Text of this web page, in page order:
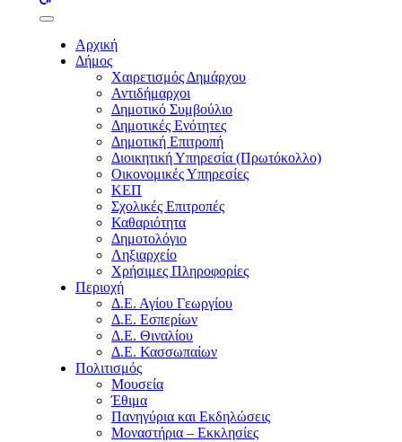
buttons
Αρχική
Δήμος
Χαιρετισμός Δημάρχου
Αντιδήμαρχοι
Δημοτικό Συμβούλιο
Δημοτικές Ενότητες
Δημοτική Επιτροπή
Διοικητική Υπηρεσία (Πρωτόκολλο)
Οικονομικές Υπηρεσίες
ΚΕΠ
Σχολικές Επιτροπές
Καθαριότητα
Δημοτολόγιο
Ληξιαρχείο
Χρήσιμες Πληροφορίες
Περιοχή
Δ.Ε. Αγίου Γεωργίου
Δ.Ε. Εσπερίων
Δ.Ε. Θιναλίου
Δ.Ε. Κασσωπαίων
Πολιτισμός
Μουσεία
Έθιμα
Πανηγύρια και Εκδηλώσεις
Μοναστήρια – Εκκλησίες